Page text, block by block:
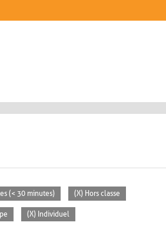
(< 30 minutes) (X) Hors classe
(X) Individuel